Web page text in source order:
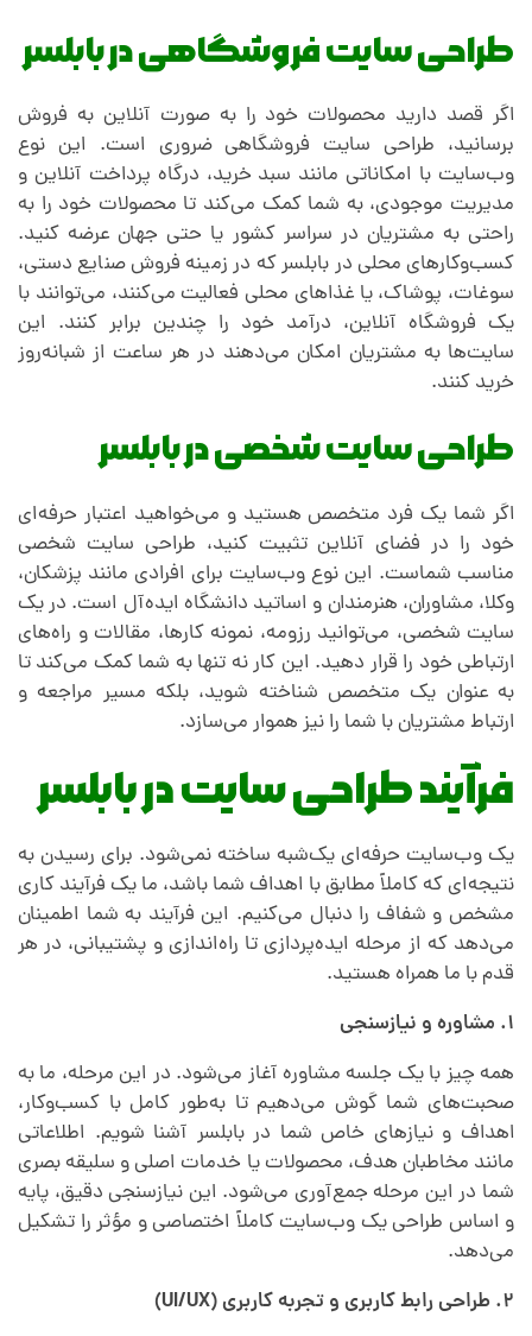
طراحی سایت فروشگاهی در بابلسر
اگر قصد دارید محصولات خود را به صورت آنلاین به فروش
برسانید، طراحی سایت فروشگاهی ضروری است. این نوع
وب‌سایت با امکاناتی مانند سبد خرید، درگاه پرداخت آنلاین و
مدیریت موجودی، به شما کمک می‌کند تا محصولات خود را به
راحتی به مشتریان در سراسر کشور یا حتی جهان عرضه کنید.
کسب‌وکارهای محلی در بابلسر که در زمینه فروش صنایع دستی،
سوغات، پوشاک، یا غذاهای محلی فعالیت می‌کنند، می‌توانند با
یک فروشگاه آنلاین، درآمد خود را چندین برابر کنند. این
سایت‌ها به مشتریان امکان می‌دهند در هر ساعت از شبانه‌روز
خرید کنند.
طراحی سایت شخصی در بابلسر
اگر شما یک فرد متخصص هستید و می‌خواهید اعتبار حرفه‌ای
خود را در فضای آنلاین تثبیت کنید، طراحی سایت شخصی
مناسب شماست. این نوع وب‌سایت برای افرادی مانند پزشکان،
وکلا، مشاوران، هنرمندان و اساتید دانشگاه ایده‌آل است. در یک
سایت شخصی، می‌توانید رزومه، نمونه کارها، مقالات و راه‌های
ارتباطی خود را قرار دهید. این کار نه تنها به شما کمک می‌کند تا
به عنوان یک متخصص شناخته شوید، بلکه مسیر مراجعه و
ارتباط مشتریان با شما را نیز هموار می‌سازد.
فرآیند طراحی سایت در بابلسر
یک وب‌سایت حرفه‌ای یک‌شبه ساخته نمی‌شود. برای رسیدن به
نتیجه‌ای که کاملاً مطابق با اهداف شما باشد، ما یک فرآیند کاری
مشخص و شفاف را دنبال می‌کنیم. این فرآیند به شما اطمینان
می‌دهد که از مرحله ایده‌پردازی تا راه‌اندازی و پشتیبانی، در هر
قدم با ما همراه هستید.
۱. مشاوره و نیازسنجی
همه چیز با یک جلسه مشاوره آغاز می‌شود. در این مرحله، ما به
صحبت‌های شما گوش می‌دهیم تا به‌طور کامل با کسب‌وکار،
اهداف و نیازهای خاص شما در بابلسر آشنا شویم. اطلاعاتی
مانند مخاطبان هدف، محصولات یا خدمات اصلی و سلیقه بصری
شما در این مرحله جمع‌آوری می‌شود. این نیازسنجی دقیق، پایه
و اساس طراحی یک وب‌سایت کاملاً اختصاصی و مؤثر را تشکیل
می‌دهد.
۲. طراحی رابط کاربری و تجربه کاربری (UI/UX)